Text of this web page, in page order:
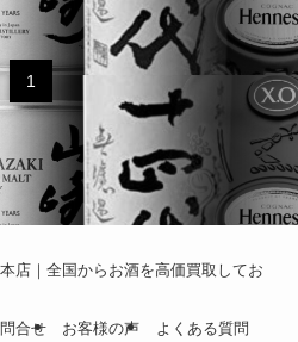
1
店｜全国からお酒を高価買取してお
合せ お客様の声 よくある質問